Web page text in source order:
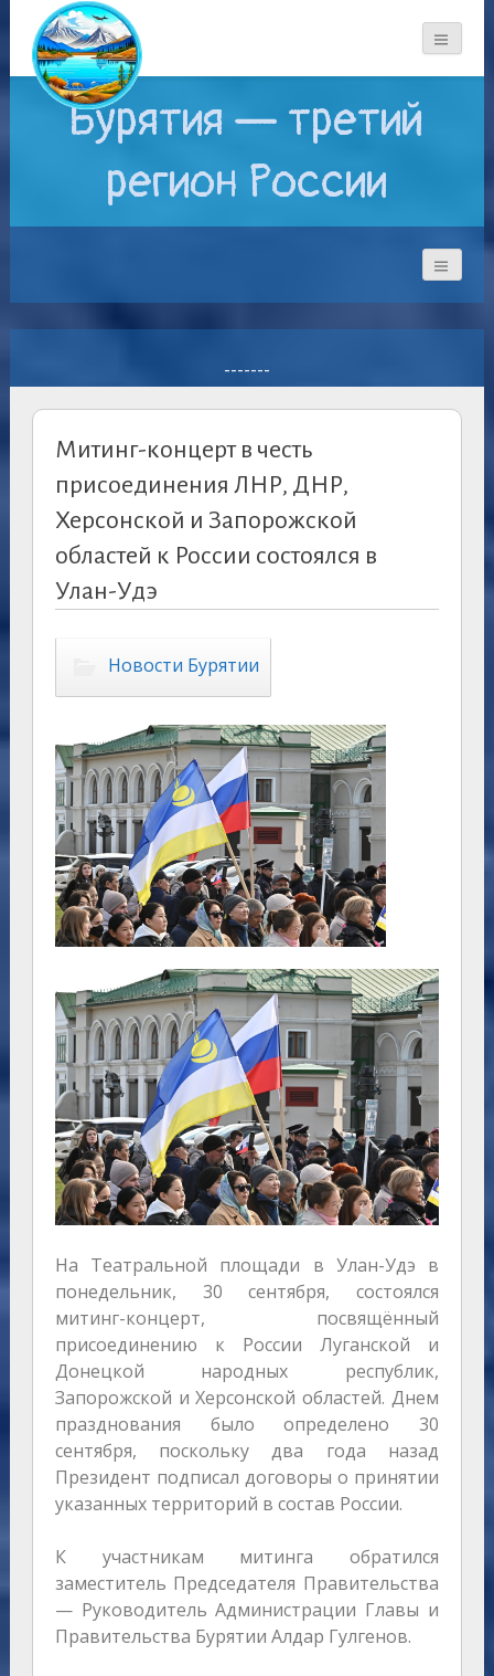
Бурятия — третий
регион России
-------
Митинг-концерт в честь
присоединения ЛНР, ДНР,
Херсонской и Запорожской
областей к России состоялся в
Улан-Удэ
Новости Бурятии
На Театральной площади в Улан-Удэ в
понедельник, 30 сентября, состоялся
митинг-концерт, посвящённый
присоединению к России Луганской и
Донецкой народных республик,
Запорожской и Херсонской областей. Днем
празднования было определено 30
сентября, поскольку два года назад
Президент подписал договоры о принятии
указанных территорий в состав России.
К участникам митинга обратился
заместитель Председателя Правительства
— Руководитель Администрации Главы и
Правительства Бурятии Алдар Гулгенов.